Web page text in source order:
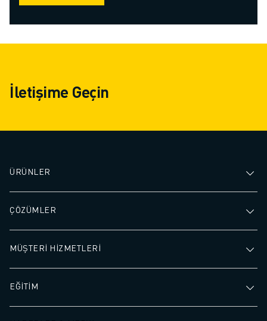
İletişime Geçin
ÜRÜNLER
ÇÖZÜMLER
MÜŞTERİ HİZMETLERİ
EĞİTİM